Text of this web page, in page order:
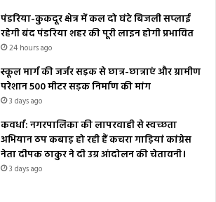
पंडरिया-कुकदूर क्षेत्र में कल दो घंटे बिजली सप्लाई
रहेगी बंद पंडरिया शहर की पूरी लाइन होगी प्रभावित
24 hours ago
स्कूल मार्ग की जर्जर सड़क से छात्र-छात्राएं और ग्रामीण
परेशान 500 मीटर सड़क निर्माण की मांग
3 days ago
कवर्धा: नगरपालिका की लापरवाही से स्वच्छता
अभियान ठप कबाड़ हो रही हैं कचरा गाड़ियां कांग्रेस
नेता दीपक ठाकुर ने दी उग्र आंदोलन की चेतावनी।
3 days ago